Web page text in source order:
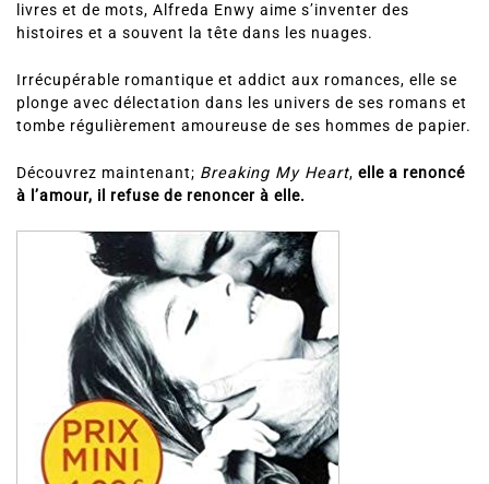
livres et de mots, Alfreda Enwy aime s’inventer des
histoires et a souvent la tête dans les nuages.
Irrécupérable romantique et addict aux romances, elle se
plonge avec délectation dans les univers de ses romans et
tombe régulièrement amoureuse de ses hommes de papier.
Découvrez maintenant; Breaking My Heart, elle a renoncé
à l’amour, il refuse de renoncer à elle.